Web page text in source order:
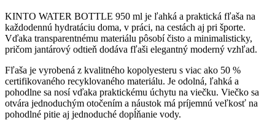
KINTO WATER BOTTLE 950 ml je ľahká a praktická fľaša na
každodennú hydratáciu doma, v práci, na cestách aj pri športe.
Vďaka transparentnému materiálu pôsobí čisto a minimalisticky,
pričom jantárový odtieň dodáva fľaši elegantný moderný vzhľad.
Fľaša je vyrobená z kvalitného kopolyesteru s viac ako 50 %
certifikovaného recyklovaného materiálu. Je odolná, ľahká a
pohodlne sa nosí vďaka praktickému úchytu na viečku. Viečko sa
otvára jednoduchým otočením a náustok má príjemnú veľkosť na
pohodlné pitie aj jednoduché dopĺňanie vody.